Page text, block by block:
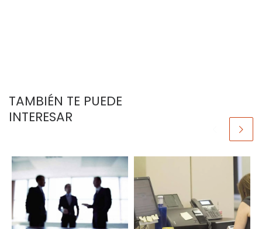
TAMBIÉN TE PUEDE
INTERESAR